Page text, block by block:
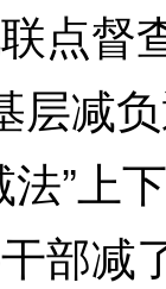
点
层减
”上
部减